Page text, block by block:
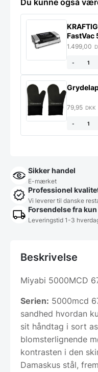
Du kunne også
FastVac
1.499,00
-
79,95 DKK
-
Sikker handel
E-mærket
Professionel
Vi leverer til danske
Forsendelse fra
Leveringstid 1-3
Beskrivelse
Miyabi 5000MCD
Serien: 5000mcd
sandhed hvordan
sit håndtag i sort
blomsterlignende
kontrasten i den
Damaskus stål,